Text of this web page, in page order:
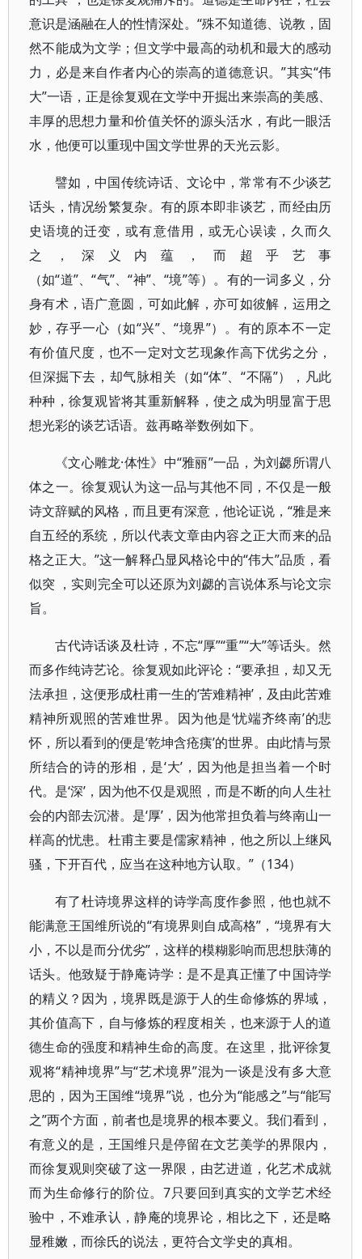
意识是涵融在人的性情深处。“殊不知道德、说教，固
然不能成为文学；但文学中最高的动机和最大的感动
力，必是来自作者内心的崇高的道德意识。”其实“伟
大”一语，正是徐复观在文学中开掘出来崇高的美感、
丰厚的思想力量和价值关怀的源头活水，有此一眼活
水，他便可以重现中国文学世界的天光云影。
譬如，中国传统诗话、文论中，常常有不少谈艺
话头，情况纷繁复杂。有的原本即非谈艺，而经由历
史语境的迁变，或有意借用，或无心误读，久而久
之，深义内蕴，而超乎艺事
（如“道”、“气”、“神”、“境”等）。有的一词多义，分
身有术，语广意圆，可如此解，亦可如彼解，运用之
妙，存乎一心（如“兴”、“境界”）。有的原本不一定
有价值尺度，也不一定对文艺现象作高下优劣之分，
但深掘下去，却气脉相关（如“体”、“不隔”），凡此
种种，徐复观皆将其重新解释，使之成为明显富于思
想光彩的谈艺话语。兹再略举数例如下。
《文心雕龙·体性》中“雅丽”一品，为刘勰所谓八
体之一。徐复观认为这一品与其他不同，不仅是一般
诗文辞赋的风格，而且更有深意，他论证说，“雅是来
自五经的系统，所以代表文章由内容之正大而来的品
格之正大。”这一解释凸显风格论中的“伟大”品质，看
似突 ，实则完全可以还原为刘勰的言说体系与论文宗
旨。
古代诗话谈及杜诗，不忘“厚”“重”“大”等话头。然
而多作纯诗艺论。徐复观如此评论：“要承担，却又无
法承担，这便形成杜甫一生的‘苦难精神’，及由此苦难
精神所观照的苦难世界。因为他是‘忧端齐终南’的悲
怀，所以看到的便是‘乾坤含疮痍’的世界。由此情与景
所结合的诗的形相，是‘大’，因为他是担当着一个时
代。是‘深’，因为他不仅是观照，而是不断的向人生社
会的内部去沉潜。是‘厚’，因为他常担负着与终南山一
样高的忧患。杜甫主要是儒家精神，他之所以上继风
骚，下开百代，应当在这种地方认取。”（134）
有了杜诗境界这样的诗学高度作参照，他也就不
能满意王国维所说的“有境界则自成高格”，“境界有大
小，不以是而分优劣”，这样的模糊影响而思想肤薄的
话头。他致疑于静庵诗学：是不是真正懂了中国诗学
的精义？因为，境界既是源于人的生命修炼的界域，
其价值高下，自与修炼的程度相关，也来源于人的道
德生命的强度和精神生命的高度。在这里，批评徐复
观将“精神境界”与“艺术境界”混为一谈是没有多大意
思的，因为王国维“境界”说，也分为“能感之”与“能写
之”两个方面，前者也是境界的根本要义。我们看到，
有意义的是，王国维只是停留在文艺美学的界限内，
而徐复观则突破了这一界限，由艺进道，化艺术成就
而为生命修行的阶位。7只要回到真实的文学艺术经
验中，不难承认，静庵的境界论，相比之下，还是略
显稚嫩，而徐氏的说法，更符合文学史的真相。